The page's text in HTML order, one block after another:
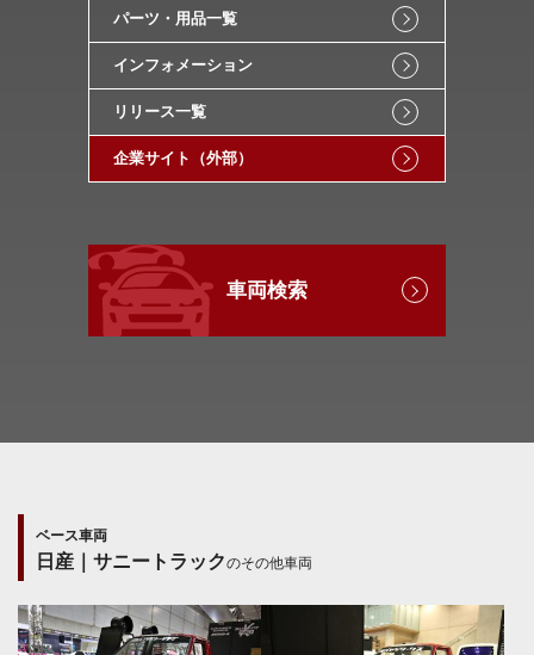
パーツ・用品一覧
インフォメーション
リリース一覧
企業サイト（外部）
車両検索
ベース車両
日産｜サニートラックのその他車両